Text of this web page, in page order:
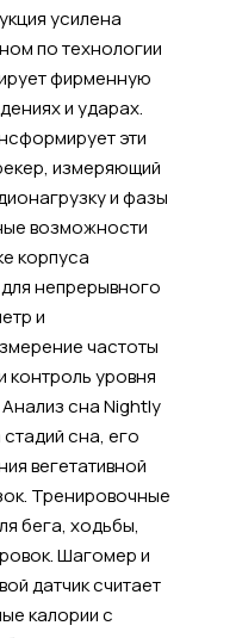
усилена
по технологии
фирменную
и ударах.
эти
измеряющий
и фазы
возможности
корпуса
непрерывного
и
частоты
уровня
сна Nightly
сна, его
вегетативной
Тренировочные
бега, ходьбы,
Шагомер и
датчик считает
калории с